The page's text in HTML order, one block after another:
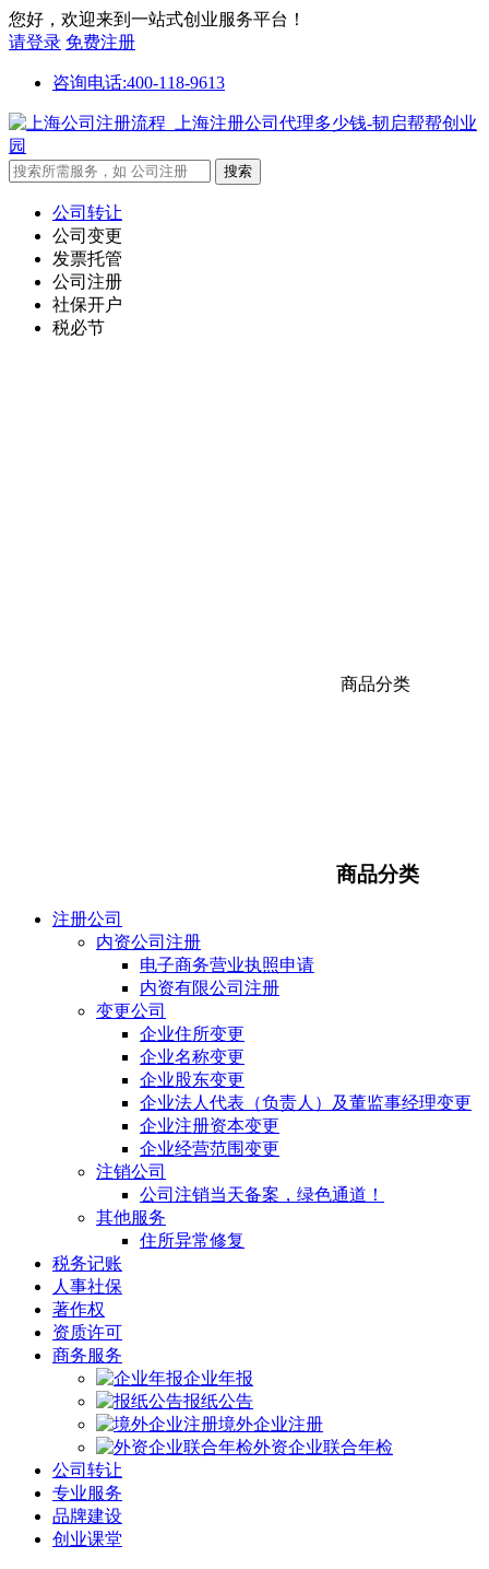
您好，欢迎来到一站式创业服务平台！
请登录 免费注册
咨询电话:400-118-9613
公司转让
公司变更
发票托管
公司注册
社保开户
税必节
商品分类
商品分类
注册公司
内资公司注册
电子商务营业执照申请
内资有限公司注册
变更公司
企业住所变更
企业名称变更
企业股东变更
企业法人代表（负责人）及董监事经理变更
企业注册资本变更
企业经营范围变更
注销公司
公司注销当天备案，绿色通道！
其他服务
住所异常修复
税务记账
人事社保
著作权
资质许可
商务服务
企业年报
报纸公告
境外企业注册
外资企业联合年检
公司转让
专业服务
品牌建设
创业课堂